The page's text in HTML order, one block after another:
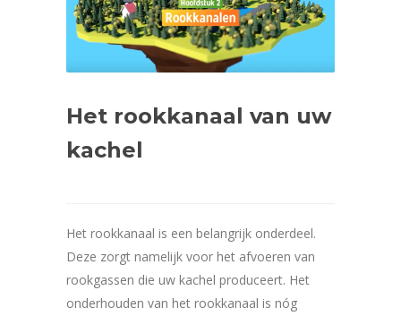
Het rookkanaal van uw
kachel
Het rookkanaal is een belangrijk onderdeel.
Deze zorgt namelijk voor het afvoeren van
rookgassen die uw kachel produceert. Het
onderhouden van het rookkanaal is nóg